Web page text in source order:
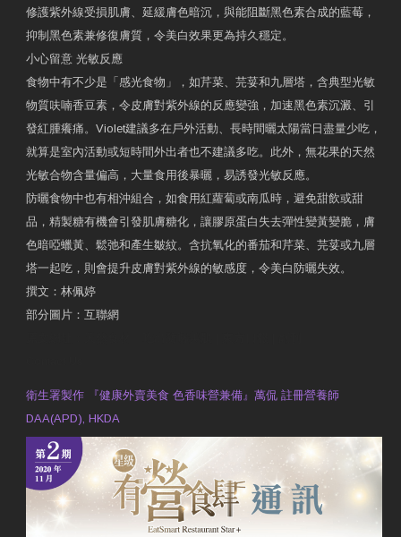
修護紫外線受損肌膚、延緩膚色暗沉，與能阻斷黑色素合成的藍莓，
抑制黑色素兼修復膚質，令美白效果更為持久穩定。
小心留意 光敏反應
食物中有不少是「感光食物」，如芹菜、芫荽和九層塔，含典型光敏
物質呋喃香豆素，令皮膚對紫外線的反應變強，加速黑色素沉澱、引
發紅腫癢痛。Violet建議多在戶外活動、長時間曬太陽當日盡量少吃，
就算是室內活動或短時間外出者也不建議多吃。此外，無花果的天然
光敏合物含量偏高，大量食用後暴曬，易誘發光敏反應。
防曬食物中也有相沖組合，如食用紅蘿蔔或南瓜時，避免甜飲或甜
品，精製糖有機會引發肌膚糖化，讓膠原蛋白失去彈性變黃變脆，膚
色暗啞蠟黃、鬆弛和產生皺紋。含抗氧化的番茄和芹菜、芫荽或九層
塔一起吃，則會提升皮膚對紫外線的敏感度，令美白防曬失效。
撰文：林佩婷
部分圖片：互聯網
衛生署製作 『健康外賣美食 色香味營兼備』萬侃 註冊營養師
DAA(APD), HKDA